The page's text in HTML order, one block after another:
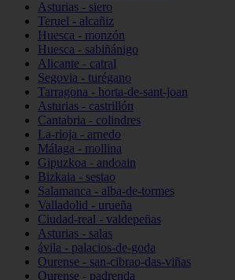
Asturias - siero
Teruel - alcañiz
Huesca - monzón
Huesca - sabiñánigo
Alicante - catral
Segovia - turégano
Tarragona - horta-de-sant-joan
Asturias - castrillón
Cantabria - colindres
La-rioja - arnedo
Málaga - mollina
Gipuzkoa - andoain
Bizkaia - sestao
Salamanca - alba-de-tormes
Valladolid - urueña
Ciudad-real - valdepeñas
Asturias - salas
ávila - palacios-de-goda
Ourense - san-cibrao-das-viñas
Ourense - padrenda